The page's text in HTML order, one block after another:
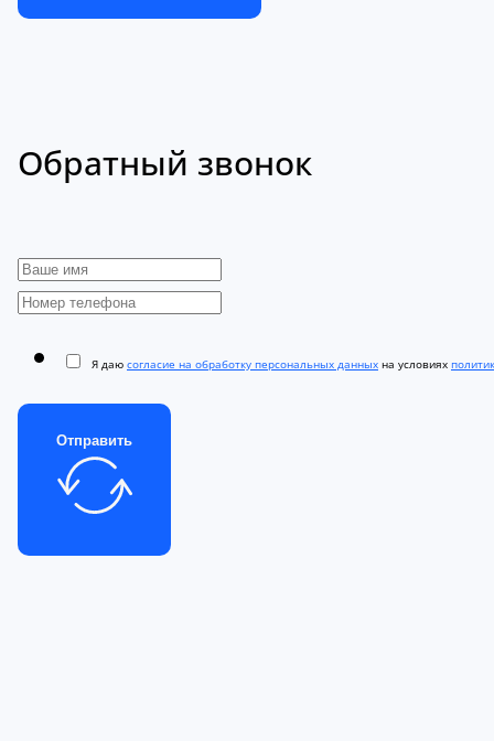
Обратный звонок
Я даю согласие на обработку персональных данных на условиях
Отправить